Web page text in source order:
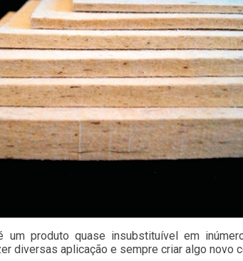
produto quase insubstituível em
diversas aplicação e sempre criar algo novo